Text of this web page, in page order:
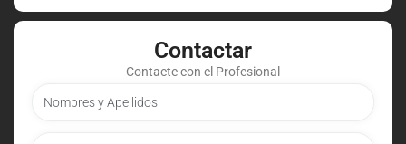
Contactar
Contacte con el Profesional